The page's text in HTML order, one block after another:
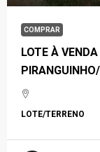
COMPRAR
LOTE À
LOTE/TERRENO